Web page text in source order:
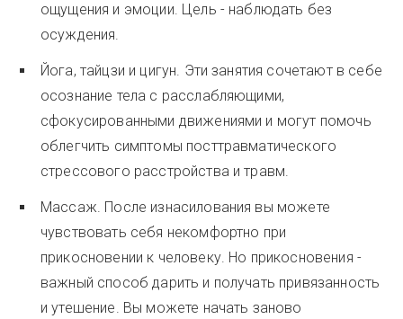
ощущения и эмоции. Цель - наблюдать без
осуждения.
Йога, тайцзи и цигун. Эти занятия сочетают в себе
осознание тела с расслабляющими,
сфокусированными движениями и могут помочь
облегчить симптомы посттравматического
стрессового расстройства и травм.
Массаж. После изнасилования вы можете
чувствовать себя некомфортно при
прикосновении к человеку. Но прикосновения -
важный способ дарить и получать привязанность
и утешение. Вы можете начать заново